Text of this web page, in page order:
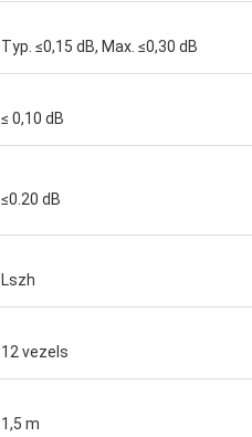
Typ. ≤0,15 dB, Max. ≤0,30 dB
≤ 0,10 dB
≤0.20 dB
Lszh
12 vezels
1,5 m